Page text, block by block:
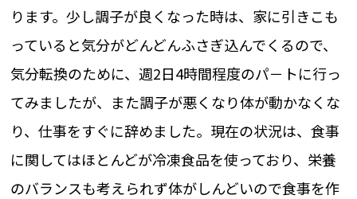
ります。少し調子が良くなった時は、家に引きこも
っていると気分がどんどんふさぎ込んでくるので、
気分転換のために、週2日4時間程度のパ－トに行っ
てみましたが、また調子が悪くなり体が動かなくな
り、仕事をすぐに辞めました。現在の状況は、食事
に関してはほとんどが冷凍食品を使っており、栄養
のバランスも考えられず体がしんどいので食事を作